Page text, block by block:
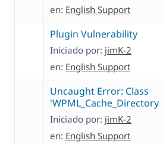
en: English Support
Plugin Vulnerability
Iniciado por: jimK-2
en: English Support
Uncaught Error: Class
'WPML_Cache_Directory
Iniciado por: jimK-2
en: English Support